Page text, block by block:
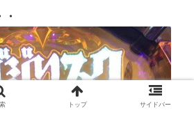
トップ サイドバー